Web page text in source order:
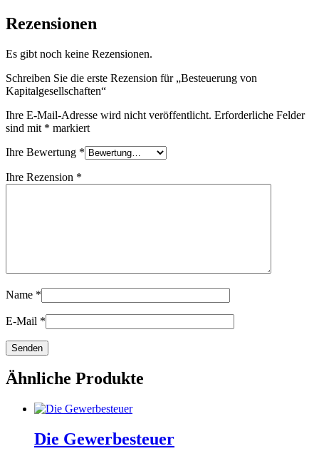
Rezensionen
Es gibt noch keine Rezensionen.
Schreiben Sie die erste Rezension für „Besteuerung von
Kapitalgesellschaften“
Ihre E-Mail-Adresse wird nicht veröffentlicht. Erforderliche Felder
sind mit * markiert
Ihre Bewertung *
Ihre Rezension *
Name *
E-Mail *
Ähnliche Produkte
Die Gewerbesteuer